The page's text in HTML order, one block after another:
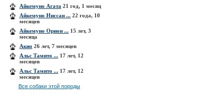
Айкемуно Агата 21 год, 1 месяц
Айкемуно Ниссан ... 22 года, 10
месяцев
Айкемуно Орион ... 15 лет, 3
месяца
Акио 26 лет, 7 месяцев
Альс Тамито ... 17 лет, 12
месяцев
Альс Тамито ... 17 лет, 12
месяцев
Все собаки этой породы